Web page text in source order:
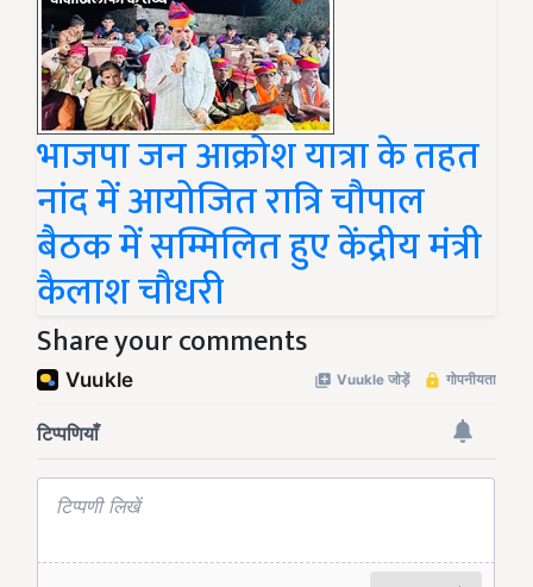
भाजपा जन आक्रोश यात्रा के तहत
नांद में आयोजित रात्रि चौपाल
बैठक में सम्मिलित हुए केंद्रीय मंत्री
कैलाश चौधरी
Share your comments